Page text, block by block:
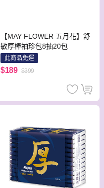
【MAY FLOWER 五月花】舒
敏厚棒袖珍包8抽20包
此商品免運
$189 $399